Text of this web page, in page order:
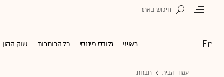
ראשי גלובס פיננסי כל הכותרות שוק
עמוד הבית חברות